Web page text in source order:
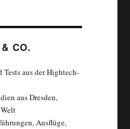
CO.
Tests aus der Hightech-
aus Dresden,
Ausflüge,